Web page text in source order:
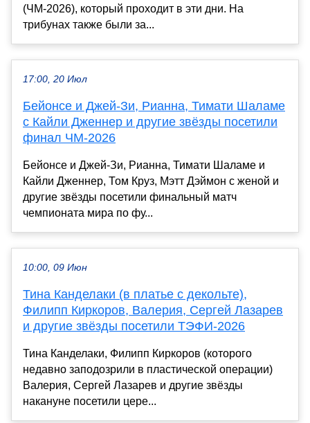
(ЧМ-2026), который проходит в эти дни. На
трибунах также были за...
17:00, 20 Июл
Бейонсе и Джей-Зи, Рианна, Тимати Шаламе
с Кайли Дженнер и другие звёзды посетили
финал ЧМ-2026
Бейонсе и Джей-Зи, Рианна, Тимати Шаламе и
Кайли Дженнер, Том Круз, Мэтт Дэймон с женой и
другие звёзды посетили финальный матч
чемпионата мира по фу...
10:00, 09 Июн
Тина Канделаки (в платье с декольте),
Филипп Киркоров, Валерия, Сергей Лазарев
и другие звёзды посетили ТЭФИ-2026
Тина Канделаки, Филипп Киркоров (которого
недавно заподозрили в пластической операции)
Валерия, Сергей Лазарев и другие звёзды
накануне посетили цере...